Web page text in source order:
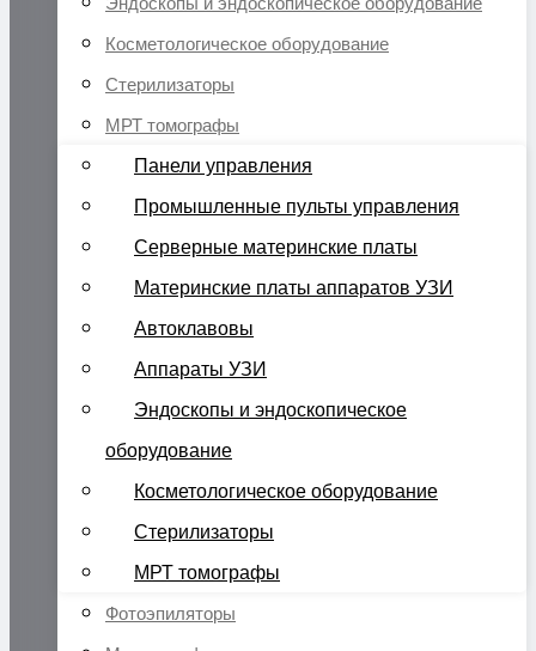
Косметологическое оборудование
Стерилизаторы
МРТ томографы
Панели управления
Промышленные пульты управления
Серверные материнские платы
Материнские платы аппаратов УЗИ
Автоклавовы
Аппараты УЗИ
Эндоскопы и эндоскопическое
оборудование
Косметологическое оборудование
Стерилизаторы
МРТ томографы
Фотоэпиляторы